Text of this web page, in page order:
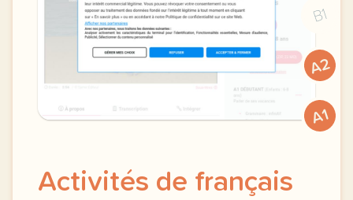
B1
A2
A1
Activités de français